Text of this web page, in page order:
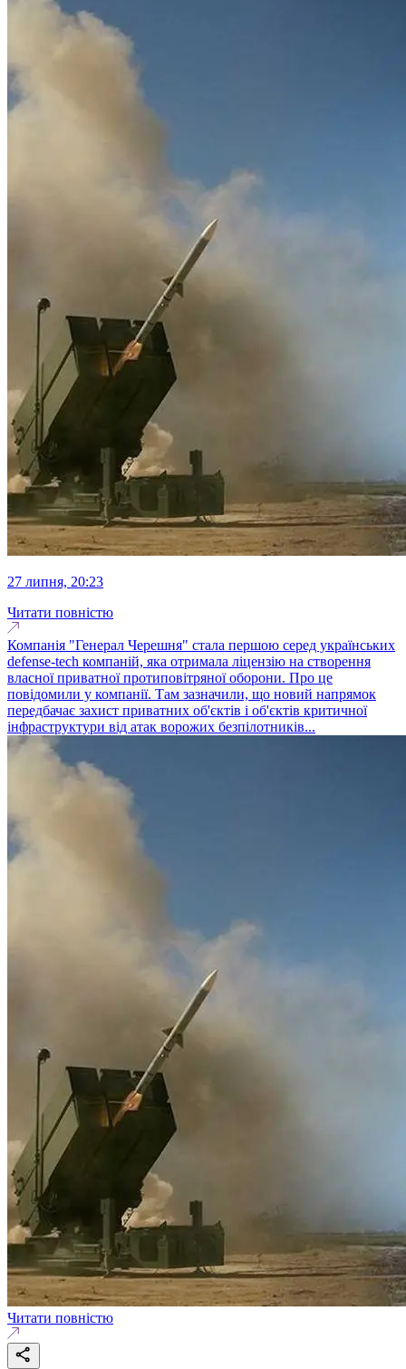
27 липня, 20:23
Читати повністю
Компанія "Генерал Черешня" стала першою серед українських
defense-tech компаній, яка отримала ліцензію на створення
власної приватної протиповітряної оборони. Про це
повідомили у компанії. Там зазначили, що новий напрямок
передбачає захист приватних об'єктів і об'єктів критичної
інфраструктури від атак ворожих безпілотників...
Читати повністю